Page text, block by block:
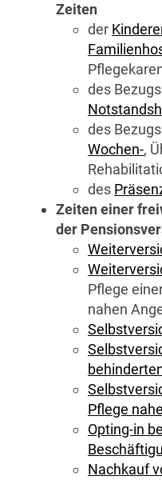
Zeiten
der
des
des
Wochen-,
des
Zeiten einer
der
Pflege
nahen
Pflege
Opting-in
Nachkauf